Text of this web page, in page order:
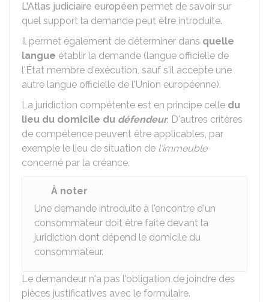
L'Atlas judiciaire européen permet de savoir sur
quel support la demande peut être introduite.
Il permet également de déterminer dans quelle
langue établir la demande (langue officielle de
l'État membre d'exécution, sauf s'il accepte une
autre langue officielle de l'Union européenne).
La juridiction compétente est en principe celle du
lieu du domicile du défendeur. D'autres critères
de compétence peuvent être applicables, par
exemple le lieu de situation de l'immeuble
concerné par la créance.
À noter
Une demande introduite à l'encontre d'un
consommateur doit être faite devant la
juridiction dont dépend le domicile du
consommateur.
Le demandeur n'a pas l'obligation de joindre des
pièces justificatives avec le formulaire.